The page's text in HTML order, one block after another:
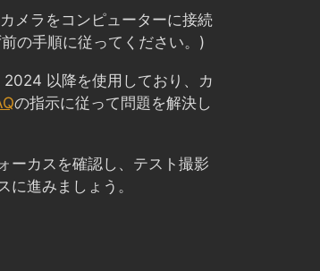
メラをコンピューターに接続
の手順に従ってください。)
以降を使用しており、カ
の指示に従って問題を解決し
ーカスを確認し、テスト撮影
に進みましょう。